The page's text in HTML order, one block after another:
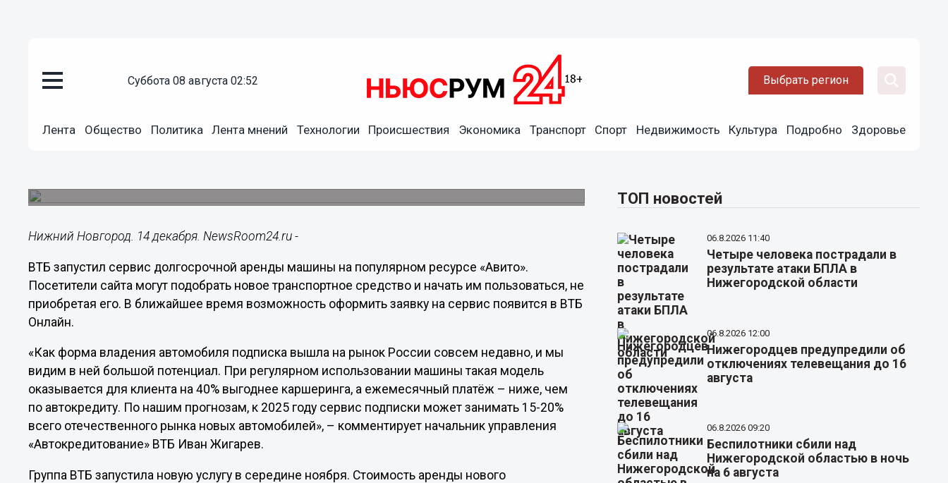
суббота 08 августа 02:52 Выбрать регион
Лента Общество Политика Лента мнений Технологии Происшествия Экономика Транспорт Спорт Недвижимость Культура Подробно Здоровье
ВТБ предложил подписку на автомобиль пользователям
Нижний Новгород. 14 декабря. NewsRoom24.ru -
ВТБ запустил сервис долгосрочной аренды машины на популярном ресурсе «Авито».
Посетители сайта могут подобрать новое транспортное средство и начать им пользоваться, не
приобретая его. В ближайшее время возможность оформить заявку на сервис появится в ВТБ
Онлайн.
«Как форма владения автомобиля подписка вышла на рынок России совсем недавно, и мы
видим в ней большой потенциал. При регулярном использовании машины такая модель
оказывается для клиента на 40% выгоднее каршеринга, а ежемесячный платёж – ниже, чем
по автокредиту. По нашим прогнозам, к 2025 году сервис подписки может занимать 15-20%
всего отечественного рынка новых автомобилей», – комментирует начальник управления
«Автокредитование» ВТБ Иван Жигарев.
Группа ВТБ запустила новую услугу в середине ноября. Стоимость аренды нового
ТОП новостей
06.8.2026 11:40
Четыре человека пострадали в
результате атаки БПЛА в
Нижегородской области
06.8.2026 12:00
Нижегородцев предупредили об
отключениях телевещания до 16
августа
06.8.2026 09:20
Беспилотники сбили над
Нижегородской областью в ночь
на 6 августа